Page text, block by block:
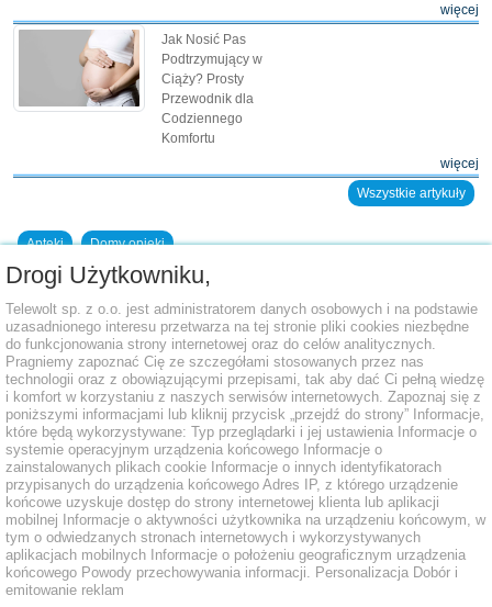
więcej
Jak Nosić Pas
Podtrzymujący w
Ciąży? Prosty
Przewodnik dla
Codziennego
Komfortu
więcej
Wszystkie artykuły
Apteki Domy opieki
Dodaj placówkę do bazy
Drogi Użytkowniku,
Telewolt sp. z o.o. jest administratorem danych osobowych i na podstawie
uzasadnionego interesu przetwarza na tej stronie pliki cookies niezbędne
do funkcjonowania strony internetowej oraz do celów analitycznych.
Pragniemy zapoznać Cię ze szczegółami stosowanych przez nas
technologii oraz z obowiązującymi przepisami, tak aby dać Ci pełną wiedzę
i komfort w korzystaniu z naszych serwisów internetowych. Zapoznaj się z
poniższymi informacjami lub kliknij przycisk „przejdź do strony” Informacje,
które będą wykorzystywane: Typ przeglądarki i jej ustawienia Informacje o
systemie operacyjnym urządzenia końcowego Informacje o
zainstalowanych plikach cookie Informacje o innych identyfikatorach
przypisanych do urządzenia końcowego Adres IP, z którego urządzenie
końcowe uzyskuje dostęp do strony internetowej klienta lub aplikacji
mobilnej Informacje o aktywności użytkownika na urządzeniu końcowym, w
tym o odwiedzanych stronach internetowych i wykorzystywanych
aplikacjach mobilnych Informacje o położeniu geograficznym urządzenia
końcowego Powody przechowywania informacji. Personalizacja Dobór i
emitowanie reklam